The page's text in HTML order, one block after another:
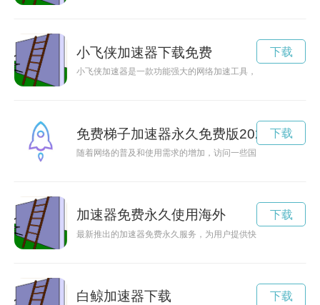
小飞侠加速器下载免费
小飞侠加速器是一款功能强大的网络加速工具，可以帮助用户
下载
免费梯子加速器永久免费版2023
随着网络的普及和使用需求的增加，访问一些国外网站或应用
下载
加速器免费永久使用海外
最新推出的加速器免费永久服务，为用户提供快速、稳定的网
下载
白鲸加速器下载 下载